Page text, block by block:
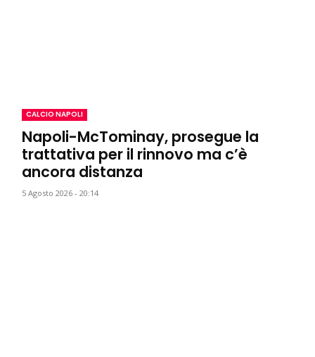
CALCIO NAPOLI
Napoli-McTominay, prosegue la
trattativa per il rinnovo ma c’è
ancora distanza
5 Agosto 2026 - 20:14